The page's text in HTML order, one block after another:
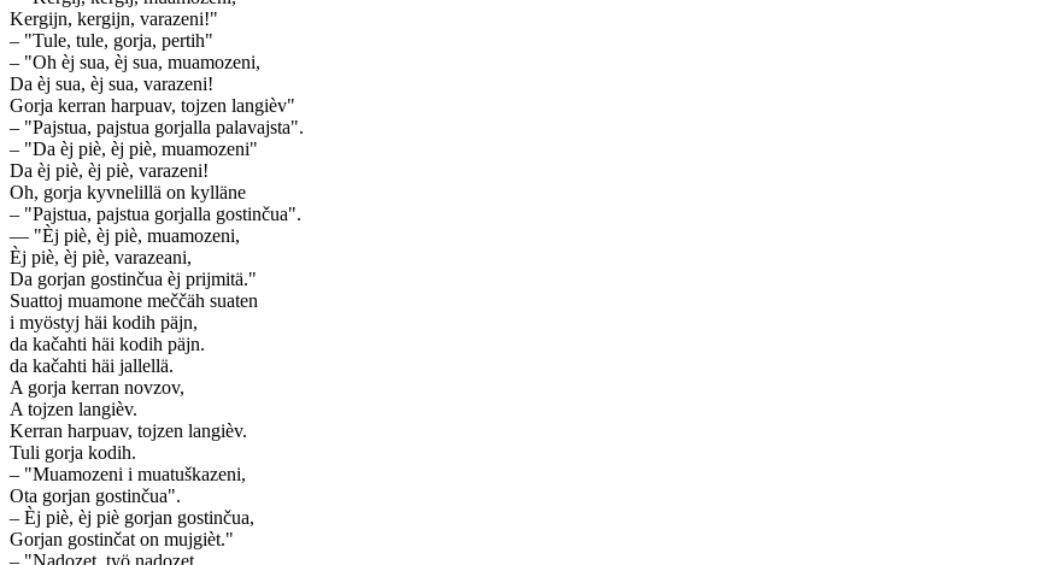
Kergijn, kergijn, varazeni!"
– "Tule, tule, gorja, pertih"
– "Oh èj sua, èj sua, muamozeni,
Da èj sua, èj sua, varazeni!
Gorja kerran harpuav, tojzen langièv"
– "Pajstua, pajstua gorjalla palavajsta".
– "Da èj piè, èj piè, muamozeni"
Da èj piè, èj piè, varazeni!
Oh, gorja kyvnelillä on kylläne
– "Pajstua, pajstua gorjalla gostinčua".
— "Èj piè, èj piè, muamozeni,
Èj piè, èj piè, varazeani,
Da gorjan gostinčua èj prijmitä."
Suattoj muamone meččäh suaten
i myöstyj häi kodih päjn,
da kačahti häi kodih päjn.
da kačahti häi jallellä.
A gorja kerran novzov,
A tojzen langièv.
Kerran harpuav, tojzen langièv.
Tuli gorja kodih.
– "Muamozeni i muatuškazeni,
Ota gorjan gostinčua".
– Èj piè, èj piè gorjan gostinčua,
Gorjan gostinčat on mujgièt."
– "Nadozet, työ nadozet,